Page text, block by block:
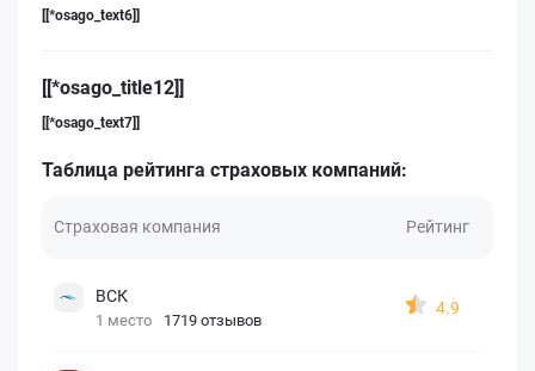
[[*osago_text6]]
[[*osago_title12]]
[[*osago_text7]]
Таблица рейтинга страховых компаний:
Страховая компания Рейтинг
ВСК
1 место 1719 отзывов
4.9